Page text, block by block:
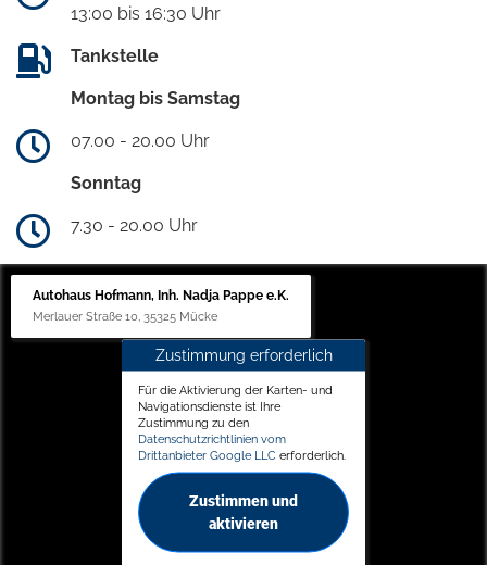
13:00 bis 16:30 Uhr
Tankstelle
Montag bis Samstag
07.00 - 20.00 Uhr
Sonntag
7.30 - 20.00 Uhr
Autohaus Hofmann, Inh. Nadja Pappe e.K.
Merlauer Straße 10, 35325 Mücke
Zustimmung erforderlich
Für die Aktivierung der Karten- und
Navigationsdienste ist Ihre
Zustimmung zu den
Datenschutzrichtlinien vom
Drittanbieter Google LLC erforderlich.
Zustimmen und
aktivieren